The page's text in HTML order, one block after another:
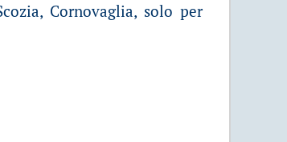
Cornovaglia, solo per